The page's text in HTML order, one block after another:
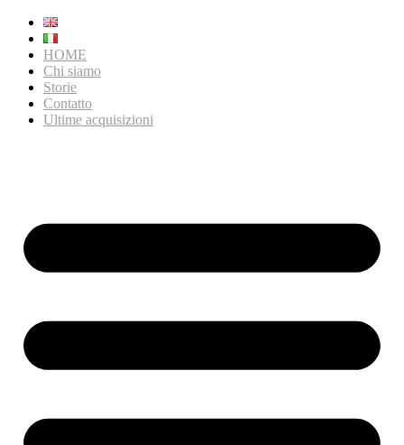
HOME
Chi siamo
Storie
Contatto
Ultime acquisizioni